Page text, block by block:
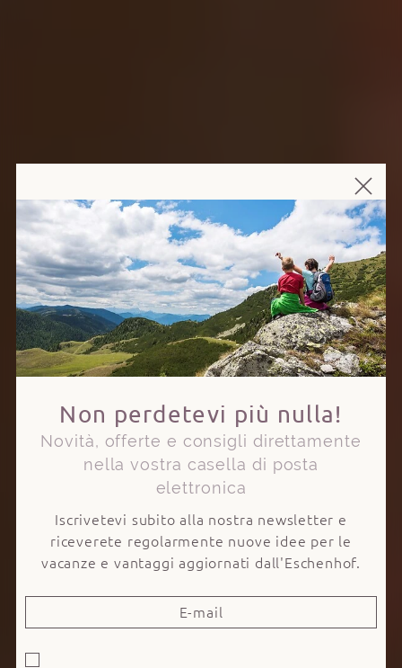
Non perdetevi più nulla!
Novità, offerte e consigli direttamente
nella vostra casella di posta
elettronica
Iscrivetevi subito alla nostra newsletter e
riceverete regolarmente nuove idee per le
vacanze e vantaggi aggiornati dall'Eschenhof.